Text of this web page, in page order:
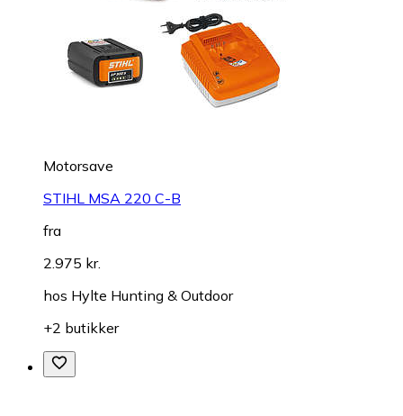
Motorsave
STIHL MSA 220 C-B
fra
2.975 kr.
hos Hylte Hunting & Outdoor
+2 butikker